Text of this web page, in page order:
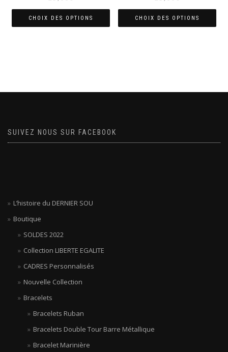
CHOIX DES OPTIONS
choisies
CHOIX DES OPTIONS
SUIVEZ NOUS SUR FACEBOOK
L’histoire du DERNIER SOU
Boutique
SOLDES 2022
Collection LIBERTE EGALITE
CADRES Personnalisés
Nouvelle Collection
Bracelets
Bracelets Ruban
Bracelets Double Tour Barre Métallique
Bracelet Marinière